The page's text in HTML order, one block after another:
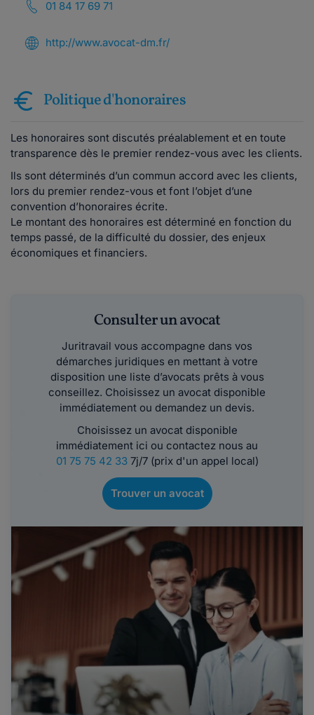
01 84 17 69 71
http://www.avocat-dm.fr/
Politique d'honoraires
Les honoraires sont discutés préalablement et en toute
transparence dès le premier rendez-vous avec les clients.
Ils sont déterminés d’un commun accord avec les clients,
lors du premier rendez-vous et font l’objet d’une
convention d’honoraires écrite.
Le montant des honoraires est déterminé en fonction du
temps passé, de la difficulté du dossier, des enjeux
économiques et financiers.
Consulter un avocat
Juritravail vous accompagne dans vos
démarches juridiques en mettant à votre
disposition une liste d’avocats prêts à vous
conseillez. Choisissez un avocat disponible
immédiatement ou demandez un devis.
Choisissez un avocat disponible
immédiatement ici ou contactez nous au
01 75 75 42 337j/7 (prix d'un appel local)
Trouver un avocat